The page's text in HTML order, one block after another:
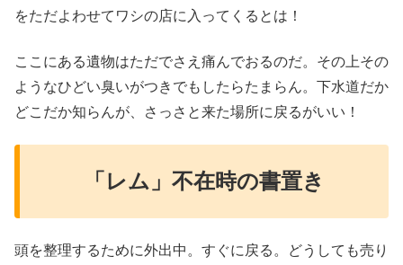
をただよわせてワシの店に入ってくるとは！
ここにある遺物はただでさえ痛んでおるのだ。その上その
ようなひどい臭いがつきでもしたらたまらん。下水道だか
どこだか知らんが、さっさと来た場所に戻るがいい！
「レム」不在時の書置き
頭を整理するために外出中。すぐに戻る。どうしても売り